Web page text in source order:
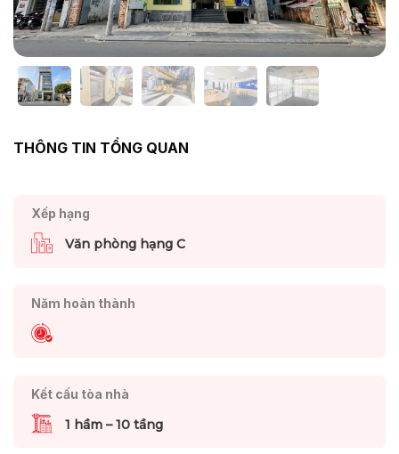
THÔNG TIN TỔNG QUAN
Xếp hạng
Văn phòng hạng C
Năm hoàn thành
Kết cấu tòa nhà
1 hầm – 10 tầng